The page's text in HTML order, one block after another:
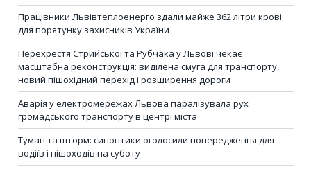
Працівники Львівтеплоенерго здали майже 362 літри крові
для порятунку захисників України
Перехрестя Стрийської та Рубчака у Львові чекає
масштабна реконструкція: виділена смуга для транспорту,
новий пішохідний перехід і розширення дороги
Аварія у електромережах Львова паралізувала рух
громадського транспорту в центрі міста
Туман та шторм: синоптики оголосили попередження для
водіїв і пішоходів на суботу